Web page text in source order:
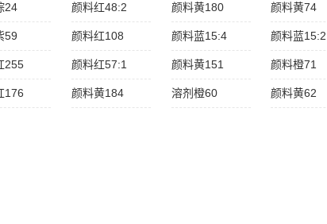
24 颜料红48:2 颜料黄180 颜料黄74
59 颜料红108 颜料蓝15:4 颜料蓝15:2
255 颜料红57:1 颜料黄151 颜料橙71
176 颜料黄184 溶剂橙60 颜料黄62